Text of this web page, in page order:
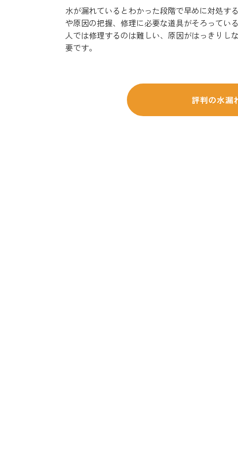
水が漏れているとわかった段階で早めに対処す
や原因の把握、修理に必要な道具がそろってい
人では修理するのは難しい、原因がはっきりし
要です。
評判の水漏